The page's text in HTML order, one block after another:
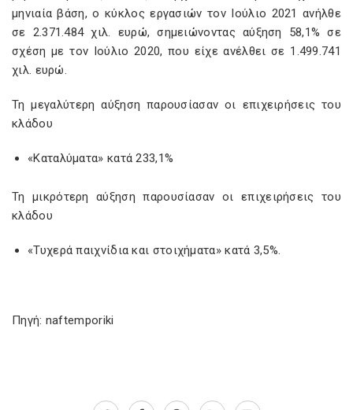
μηνιαία βάση, ο κύκλος εργασιών τον Ιούλιο 2021 ανήλθε
σε 2.371.484 χιλ. ευρώ, σημειώνοντας αύξηση 58,1% σε
σχέση με τον Ιούλιο 2020, που είχε ανέλθει σε 1.499.741
χιλ. ευρώ.
Τη μεγαλύτερη αύξηση παρουσίασαν οι επιχειρήσεις του
κλάδου
«Καταλύματα» κατά 233,1%
Τη μικρότερη αύξηση παρουσίασαν οι επιχειρήσεις του
κλάδου
«Τυχερά παιχνίδια και στοιχήματα» κατά 3,5%.
Πηγή: naftemporiki